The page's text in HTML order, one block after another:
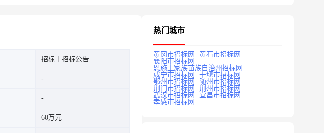
招标｜招标公告
60万元
热门城市
黄冈市招标网
黄石市招标网
襄阳市招标网
恩施土家族苗族自治州招标网
咸宁市招标网
十堰市招标网
鄂州市招标网
随州市招标网
荆门市招标网
荆州市招标网
武汉市招标网
宜昌市招标网
孝感市招标网